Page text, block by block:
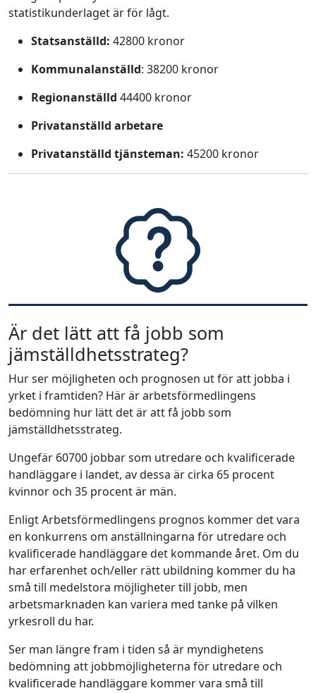
statistikunderlaget är för lågt.
Statsanställd: 42800 kronor
Kommunalanställd: 38200 kronor
Regionanställd 44400 kronor
Privatanställd arbetare
Privatanställd tjänsteman: 45200 kronor
Är det lätt att få jobb som
jämställdhetsstrateg?
Hur ser möjligheten och prognosen ut för att jobba i
yrket i framtiden? Här är arbetsförmedlingens
bedömning hur lätt det är att få jobb som
jämställdhetsstrateg.
Ungefär 60700 jobbar som utredare och kvalificerade
handläggare i landet, av dessa är cirka 65 procent
kvinnor och 35 procent är män.
Enligt Arbetsförmedlingens prognos kommer det vara
en konkurrens om anställningarna för utredare och
kvalificerade handläggare det kommande året. Om du
har erfarenhet och/eller rätt ubildning kommer du ha
små till medelstora möjligheter till jobb, men
arbetsmarknaden kan variera med tanke på vilken
yrkesroll du har.
Ser man längre fram i tiden så är myndighetens
bedömning att jobbmöjligheterna för utredare och
kvalificerade handläggare kommer vara små till